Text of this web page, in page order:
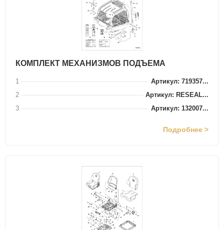
КОМПЛЕКТ МЕХАНИЗМОВ ПОДЪЕМА
1
Артикул: 719357...
2
Артикул: RESEAL...
3
Артикул: 132007...
Подробнее >